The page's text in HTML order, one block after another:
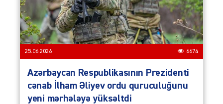
25.06.2026 6674
Azərbaycan Respub­li­ka­sının Prezidenti
cənab İlham Əliyev ordu quruculuğunu
yeni mərhələyə yüksəltdi